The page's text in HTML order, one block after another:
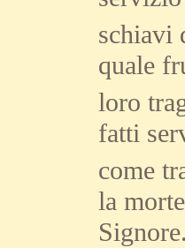
schiavi
quale
loro
fatti
come
la